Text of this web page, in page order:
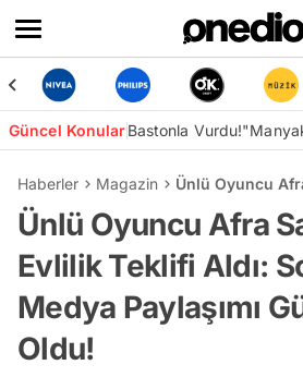
Güncel KonularBastonla Vurdu!
Haberler Magazin Ünlü Oyuncu
Ünlü Oyuncu Afra
Evlilik Teklifi Aldı:
Medya Paylaşımı
Oldu!